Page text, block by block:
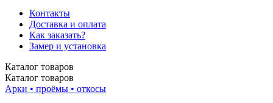
Контакты
Доставка и оплата
Как заказать?
Замер и установка
Каталог товаров
Каталог товаров
Арки • проёмы • откосы